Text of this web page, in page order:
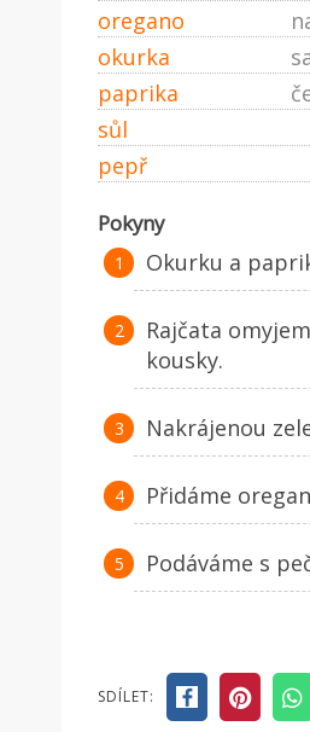
oregano
okurka
paprika
sůl
pepř
Pokyny
Okurku a
Rajčata
kousky.
Nakrájenou
Přidáme
Podáváme s
SDÍLET: